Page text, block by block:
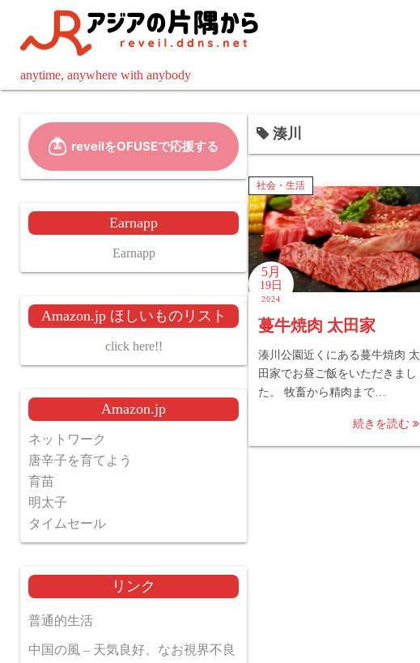
ツ
anytime, anywhere with anybody
湊川
社会・生活
5月
19日
2024
蔓牛焼肉 太田家
湊川公園近くにある蔓牛焼肉 太
田家でお昼ご飯をいただきまし
た。 牧畜から精肉まで…
続きを読む
Earnapp
Earnapp
Amazon.jp ほしいものリスト
click here!!
Amazon.jp
ネットワーク
唐辛子を育てよう
育苗
明太子
タイムセール
リンク
普通的生活
中国の風 – 天気良好、なお視界不良